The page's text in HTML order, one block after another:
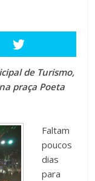
de Turismo,
praça Poeta
Faltam
poucos
dias
para